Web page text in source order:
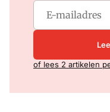
of lees 2 artikelen